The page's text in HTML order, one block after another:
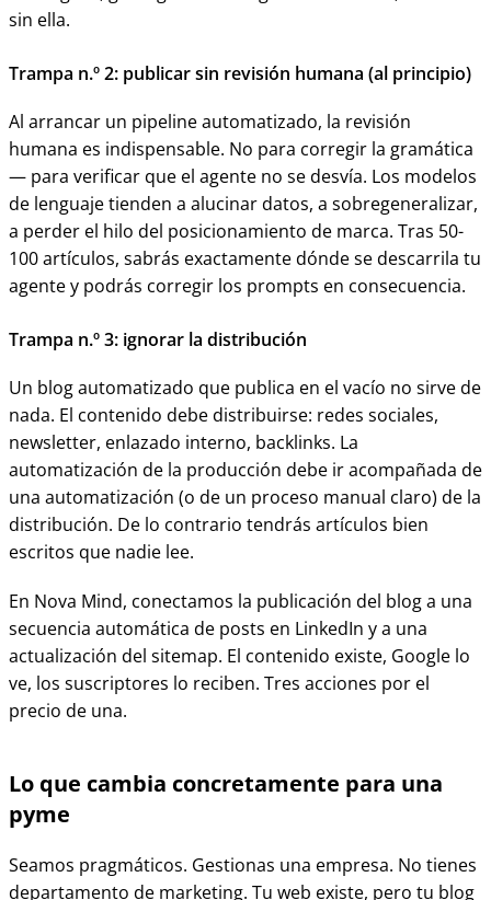
sin ella.
Trampa n.º 2: publicar sin revisión humana (al principio)
Al arrancar un pipeline automatizado, la revisión
humana es indispensable. No para corregir la gramática
— para verificar que el agente no se desvía. Los modelos
de lenguaje tienden a alucinar datos, a sobregeneralizar,
a perder el hilo del posicionamiento de marca. Tras 50-
100 artículos, sabrás exactamente dónde se descarrila tu
agente y podrás corregir los prompts en consecuencia.
Trampa n.º 3: ignorar la distribución
Un blog automatizado que publica en el vacío no sirve de
nada. El contenido debe distribuirse: redes sociales,
newsletter, enlazado interno, backlinks. La
automatización de la producción debe ir acompañada de
una automatización (o de un proceso manual claro) de la
distribución. De lo contrario tendrás artículos bien
escritos que nadie lee.
En Nova Mind, conectamos la publicación del blog a una
secuencia automática de posts en LinkedIn y a una
actualización del sitemap. El contenido existe, Google lo
ve, los suscriptores lo reciben. Tres acciones por el
precio de una.
Lo que cambia concretamente para una
pyme
Seamos pragmáticos. Gestionas una empresa. No tienes
departamento de marketing. Tu web existe, pero tu blog